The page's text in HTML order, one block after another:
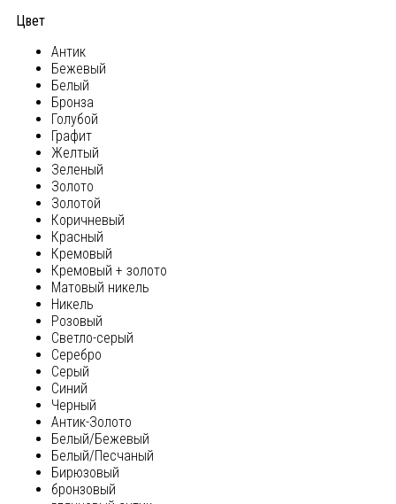
Цвет
Антик
Бежевый
Белый
Бронза
Голубой
Графит
Желтый
Зеленый
Золото
Золотой
Коричневый
Красный
Кремовый
Кремовый + золото
Матовый никель
Никель
Розовый
Светло-серый
Серебро
Серый
Синий
Черный
Антик-Золото
Белый/Бежевый
Белый/Песчаный
Бирюзовый
бронзовый